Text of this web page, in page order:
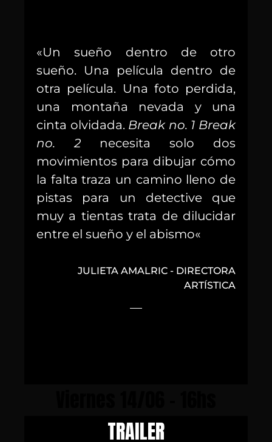
«Un sueño dentro de otro
sueño. Una película dentro de
otra película. Una foto perdida,
una montaña nevada y una
cinta olvidada. Break no. 1 Break
no. 2 necesita solo dos
movimientos para dibujar cómo
la falta traza un camino lleno de
pistas para un detective que
muy a tientas trata de dilucidar
entre el sueño y el abismo«
JULIETA AMALRIC - DIRECTORA
ARTÍSTICA
TRAILER